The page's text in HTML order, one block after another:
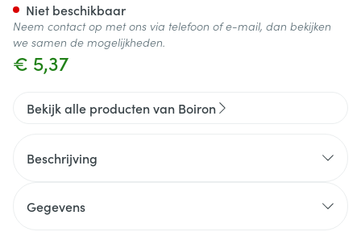
€ 5,37
Niet beschikbaar
Neem contact op met ons via telefoon of e-mail, dan bekijken
we samen de mogelijkheden.
Bekijk alle producten van Boiron
Beschrijving
Gegevens